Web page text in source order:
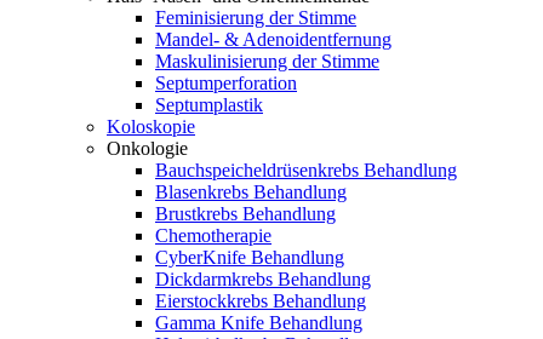
Feminisierung der Stimme
Mandel- & Adenoidentfernung
Maskulinisierung der Stimme
Septumperforation
Septumplastik
Koloskopie
Onkologie
Bauchspeicheldrüsenkrebs Behandlung
Blasenkrebs Behandlung
Brustkrebs Behandlung
Chemotherapie
CyberKnife Behandlung
Dickdarmkrebs Behandlung
Eierstockkrebs Behandlung
Gamma Knife Behandlung